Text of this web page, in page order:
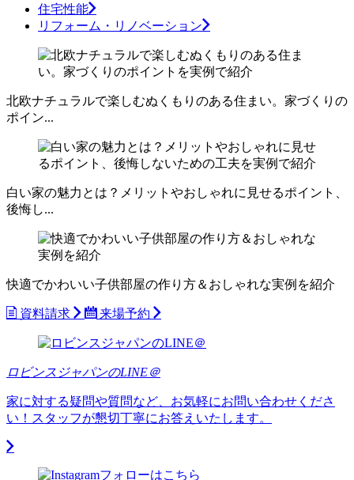
住宅性能
リフォーム・リノベーション
北欧ナチュラルで楽しむぬくもりのある住まい。家づくりの
ポイン...
白い家の魅力とは？メリットやおしゃれに見せるポイント、
後悔し...
快適でかわいい子供部屋の作り方＆おしゃれな実例を紹介
資料請求 来場予約
ロビンスジャパンのLINE＠
家に対する疑問や質問など、お気軽にお問い合わせくださ
い！スタッフが懇切丁寧にお答えいたします。